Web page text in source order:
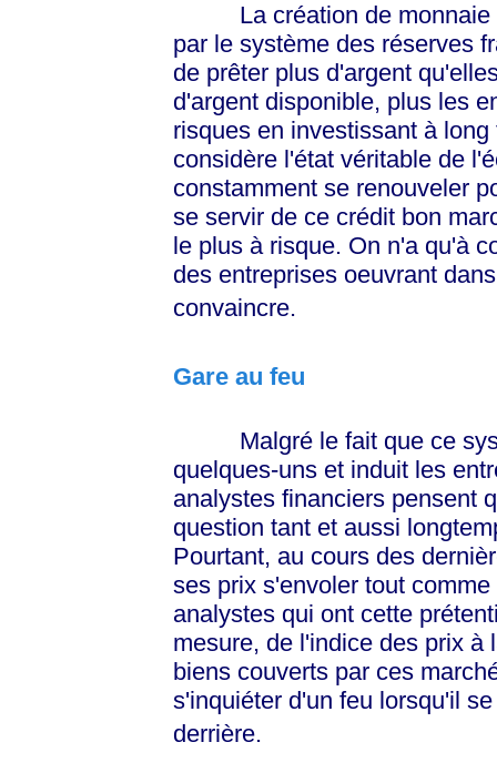
La création de monnaie
par le système des réserves
de prêter plus d'argent
d'argent disponible, plus les
risques en investissant à
considère l'état véritable de
constamment se renouveler
se servir de ce crédit bon
le plus à risque. On n'a qu'à
des entreprises oeuvrant
convaincre.
Gare au feu
Malgré le fait que ce
quelques-uns et induit les
analystes financiers pensent
question tant et aussi
Pourtant, au cours des
ses prix s'envoler tout
analystes qui ont cette
mesure, de l'indice des prix à
biens couverts par ces
s'inquiéter d'un feu lorsqu'il
derrière.